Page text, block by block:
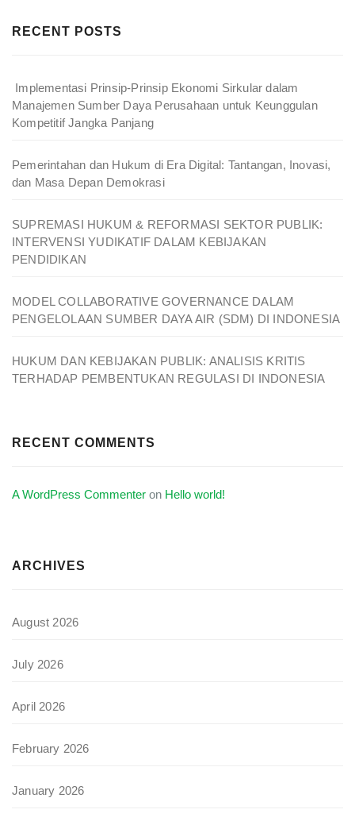
RECENT POSTS
Implementasi Prinsip-Prinsip Ekonomi Sirkular dalam
Manajemen Sumber Daya Perusahaan untuk Keunggulan
Kompetitif Jangka Panjang
Pemerintahan dan Hukum di Era Digital: Tantangan, Inovasi,
dan Masa Depan Demokrasi
SUPREMASI HUKUM & REFORMASI SEKTOR PUBLIK:
INTERVENSI YUDIKATIF DALAM KEBIJAKAN
PENDIDIKAN
MODEL COLLABORATIVE GOVERNANCE DALAM
PENGELOLAAN SUMBER DAYA AIR (SDM) DI INDONESIA
HUKUM DAN KEBIJAKAN PUBLIK: ANALISIS KRITIS
TERHADAP PEMBENTUKAN REGULASI DI INDONESIA
RECENT COMMENTS
A WordPress Commenter on Hello world!
ARCHIVES
August 2026
July 2026
April 2026
February 2026
January 2026